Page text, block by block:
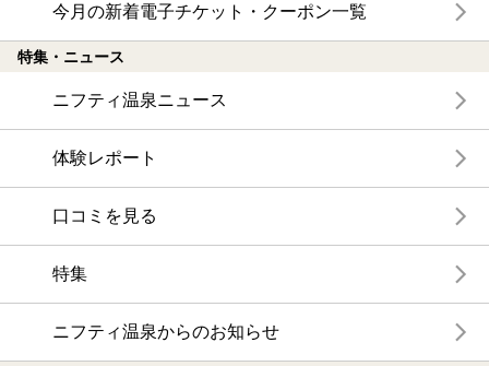
今月の新着電子チケット・クーポン一覧
特集・ニュース
ニフティ温泉ニュース
体験レポート
口コミを見る
特集
ニフティ温泉からのお知らせ